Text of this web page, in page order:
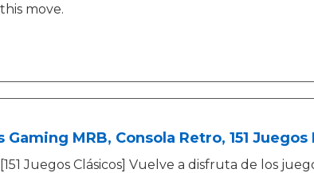
this move.
Gaming MRB, Consola Retro, 151
[151 Juegos Clásicos] Vuelve a disfruta de los